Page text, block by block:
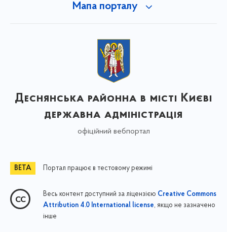
Мапа порталу
Деснянська районна в місті Києві
державна адміністрація
офіційний вебпортал
Портал працює в тестовому режимі
Весь контент доступний за ліцензією Creative Commons
Attribution 4.0 International license, якщо не зазначено
інше